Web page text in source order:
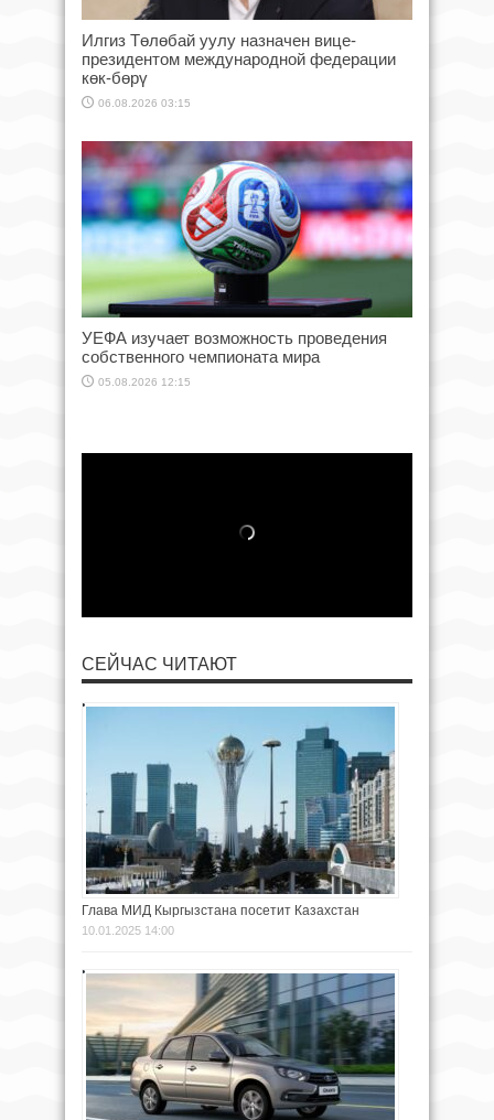
Илгиз Төлөбай уулу назначен вице-
президентом международной федерации
көк-бөрү
06.08.2026 03:15
УЕФА изучает возможность проведения
собственного чемпионата мира
05.08.2026 12:15
СЕЙЧАС ЧИТАЮТ
Глава МИД Кыргызстана посетит Казахстан
10.01.2025 14:00